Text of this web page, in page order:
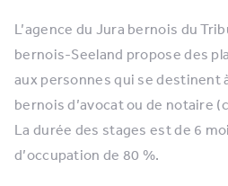
L’agence du Jura bernois du
bernois-Seeland propose des
aux personnes qui se destinent
bernois d’avocat ou de notaire
La durée des stages est de 6
d’occupation de 80 %.